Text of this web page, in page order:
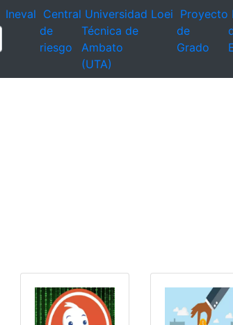
Ineval Central
de
riesgo
Universidad
Técnica de
Ambato
(UTA)
Loei Proyecto
de
Grado